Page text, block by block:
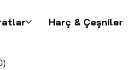
Harç & Çeşniler